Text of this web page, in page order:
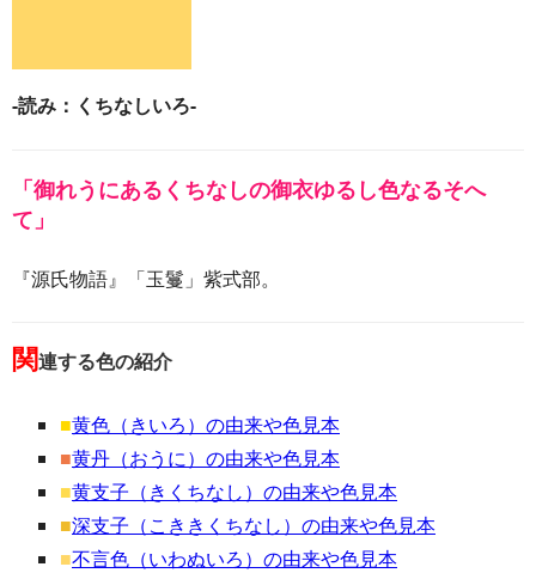
-読み：くちなしいろ-
「御れうにあるくちなしの御衣ゆるし色なるそへ
て」
『源氏物語』「玉鬘」紫式部。
関連する色の紹介
■黄色（きいろ）の由来や色見本
■黄丹（おうに）の由来や色見本
■黄支子（きくちなし）の由来や色見本
■深支子（こききくちなし）の由来や色見本
■不言色（いわぬいろ）の由来や色見本